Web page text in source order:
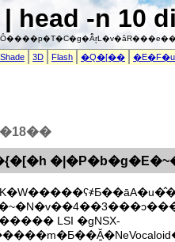
head -n 10
Shade 3D Flash �Q�[�� �E�F�u
LSI �gNSX-